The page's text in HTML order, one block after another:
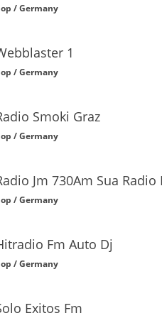
/ Germany
1
/ Germany
Smoki Graz
/ Germany
Jm 730Am Sua
/ Germany
Fm Auto Dj
/ Germany
Exitos Fm